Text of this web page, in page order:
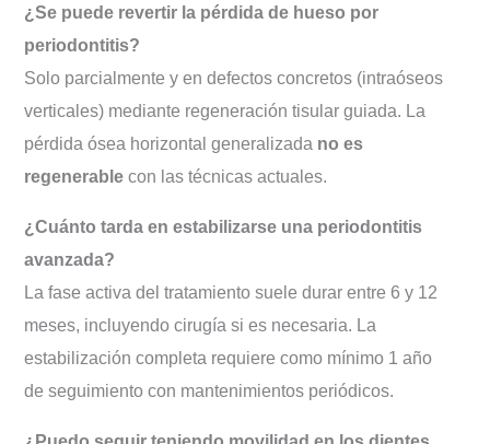
¿Se puede revertir la pérdida de hueso por
periodontitis?
Solo parcialmente y en defectos concretos (intraóseos
verticales) mediante regeneración tisular guiada. La
pérdida ósea horizontal generalizada no es
regenerable con las técnicas actuales.
¿Cuánto tarda en estabilizarse una periodontitis
avanzada?
La fase activa del tratamiento suele durar entre 6 y 12
meses, incluyendo cirugía si es necesaria. La
estabilización completa requiere como mínimo 1 año
de seguimiento con mantenimientos periódicos.